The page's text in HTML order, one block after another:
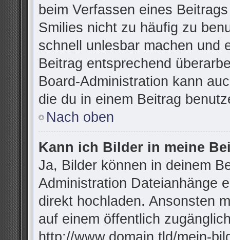
beim Verfassen eines
Smilies nicht zu häufig zu
schnell unlesbar machen und
Beitrag entsprechend
Board-Administration kann
die du in einem Beitrag
Nach oben
Kann ich Bilder in meine
Ja, Bilder können in deinem
Administration Dateianhänge
direkt hochladen. Ansonsten
auf einem öffentlich
http://www.domain.tld/mein-